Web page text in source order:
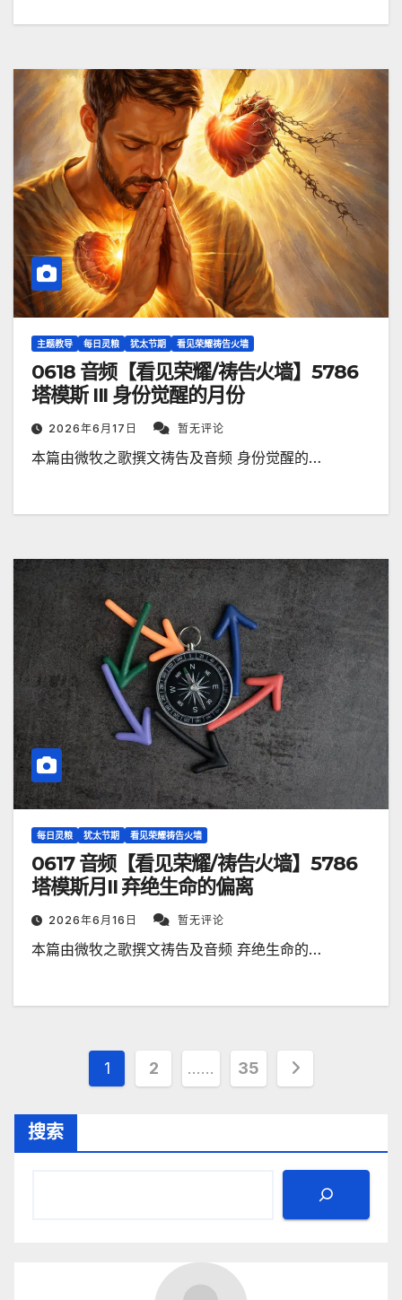
主题教导 每日灵粮 犹太节期 看见荣耀祷告火墙
0618 音频【看见荣耀/祷告火墙】5786
塔模斯 III 身份觉醒的月份
2026年6月17日 暂无评论
本篇由微牧之歌撰文祷告及音频 身份觉醒的…
每日灵粮 犹太节期 看见荣耀祷告火墙
0617 音频【看见荣耀/祷告火墙】5786
塔模斯月II 弃绝生命的偏离
2026年6月16日 暂无评论
本篇由微牧之歌撰文祷告及音频 弃绝生命的…
文
分
1 2 …… 35
搜索